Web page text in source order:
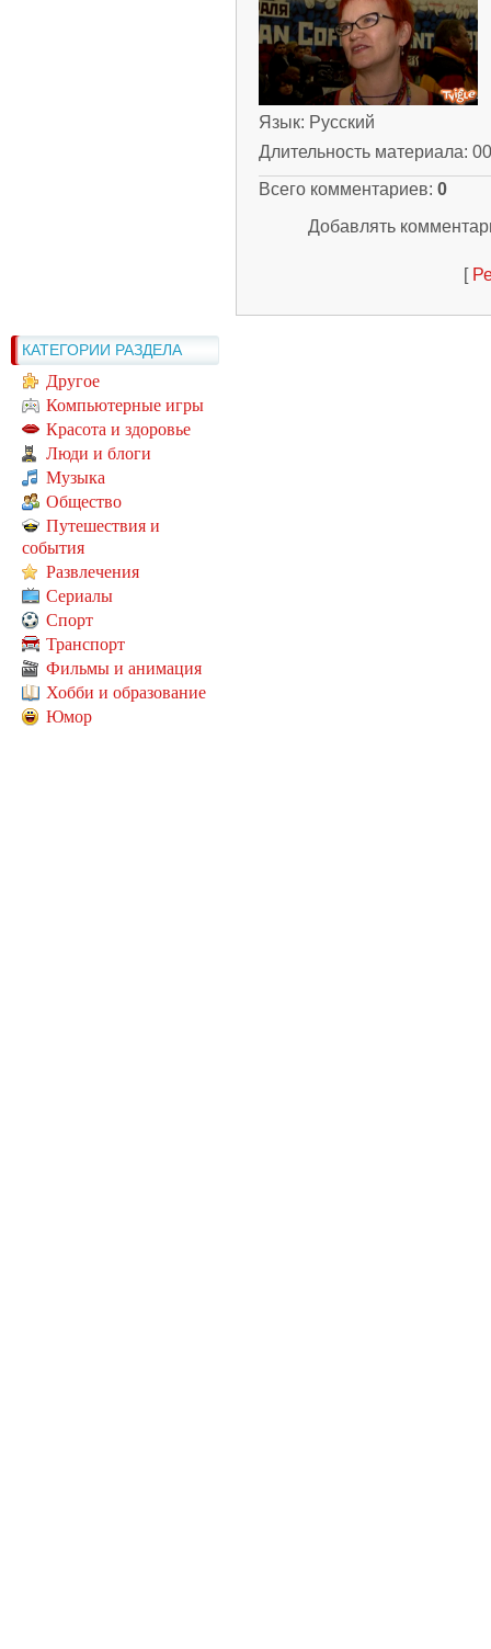
КАТЕГОРИИ РАЗДЕЛА
Другое
Компьютерные игры
Красота и здоровье
Люди и блоги
Музыка
Общество
Путешествия и
события
Развлечения
Сериалы
Спорт
Транспорт
Фильмы и анимация
Хобби и образование
Юмор
Язык: Русский
Длительность материала:
Всего комментариев: 0
Добавлять
[